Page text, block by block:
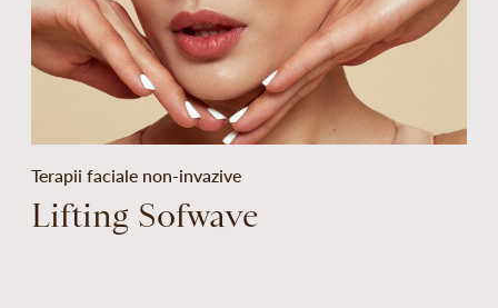
Terapii faciale non-invazive
Lifting Sofwave